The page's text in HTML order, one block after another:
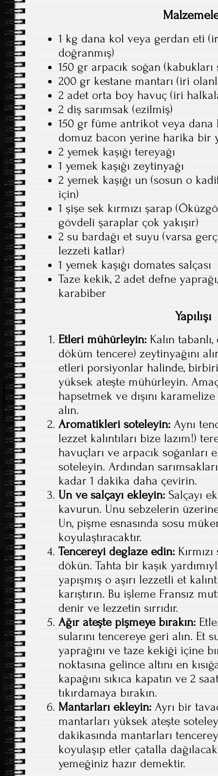
1 kg dana kol veya gerdan eti
doğranmış)
150 gr arpacık soğan
200 gr kestane mantarı (iri
2 adet orta boy havuç (iri
2 diş sarımsak (ezilmiş)
150 gr füme antrikot veya
domuz bacon yerine harika bir
2 yemek kaşığı tereyağı
1 yemek kaşığı zeytinyağı
2 yemek kaşığı un (sosun o
için)
1 şişe sek kırmızı şarap
gövdeli şaraplar çok yakışır)
2 su bardağı et suyu (varsa
lezzeti katlar)
1 yemek kaşığı domates salçası
Taze kekik, 2 adet defne
karabiber
Yapılışı
Etleri mühürleyin: Kalın
döküm tencere) zeytinyağını
etleri porsiyonlar halinde,
yüksek ateşte mühürleyin.
hapsetmek ve dışını
alın.
Aromatikleri soteleyin: Aynı
lezzet kalıntıları bize lazım!)
havuçları ve arpacık soğanları
soteleyin. Ardından
kadar 1 dakika daha çevirin.
Un ve salçayı ekleyin: Salçayı
kavurun. Unu sebzelerin
Un, pişme esnasında sosu
koyulaştıracaktır.
Tencereyi deglaze edin:
dökün. Tahta bir kaşık
yapışmış o aşırı lezzetli et
karıştırın. Bu işleme Fransız
denir ve lezzetin sırrıdır.
Ağır ateşte pişmeye bırakın:
sularını tencereye geri alın. Et
yaprağını ve taze kekiği içine
noktasına gelince altını en
kapağını sıkıca kapatın ve 2
tıkırdamaya bırakın.
Mantarları ekleyin: Ayrı bir
mantarları yüksek ateşte
dakikasında mantarları
koyulaşıp etler çatalla
yemeğiniz hazır demektir.